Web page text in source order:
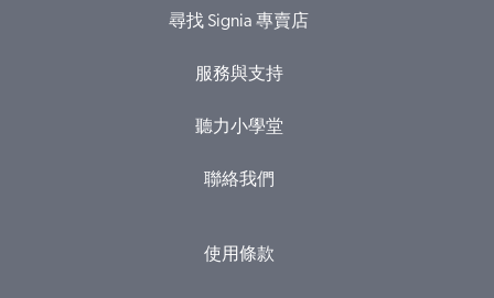
尋找 Signia 專賣店
服務與支持
聽力小學堂
聯絡我們
使用條款